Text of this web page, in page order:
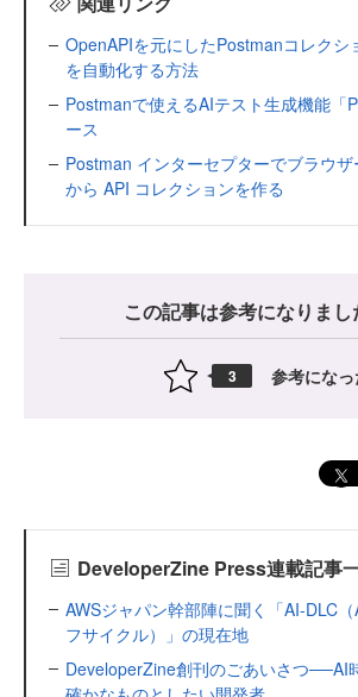
OpenAPIを元にしたPostmanコレクシ
を自動化する方法
Postmanで使えるAIテスト生成機能「
ース
Postman インターセプターでブラウ
から API コレクションを作る
この記事は参考になりまし
3 参考になっ
DeveloperZine Press連載記事
AWSジャパン幹部陣に聞く「AI-DLC
フサイクル）」の現在地
DeveloperZine創刊のごあいさつ──AI